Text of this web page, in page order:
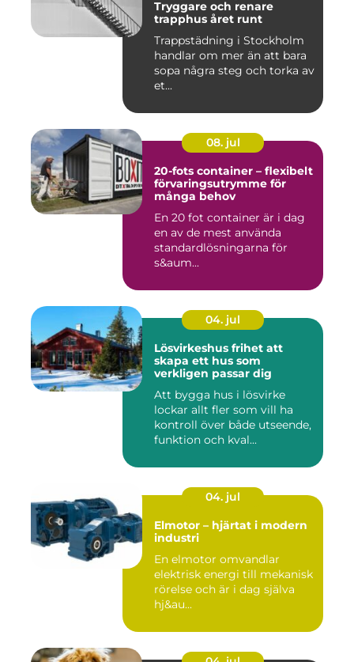
Tryggare och renare
trapphus året runt
Trappstädning i Stockholm
handlar om mer än att bara
sopa några steg och torka av
et...
08. jul
20-fots container – flexibelt
förvaringsutrymme för
många behov
En 20 fot container är i dag
en av de mest använda
standardlösningarna för
s&aum...
04. jul
Lösvirkeshus frihet att
skapa ett hus som
verkligen passar dig
Att bygga hus i lösvirke
lockar allt fler som vill ha
kontroll över både utseende,
funktion och kval...
04. jul
Elmotor – hjärtat i modern
industri
En elmotor omvandlar
elektrisk energi till mekanisk
rörelse och är i dag själva
hj&au...